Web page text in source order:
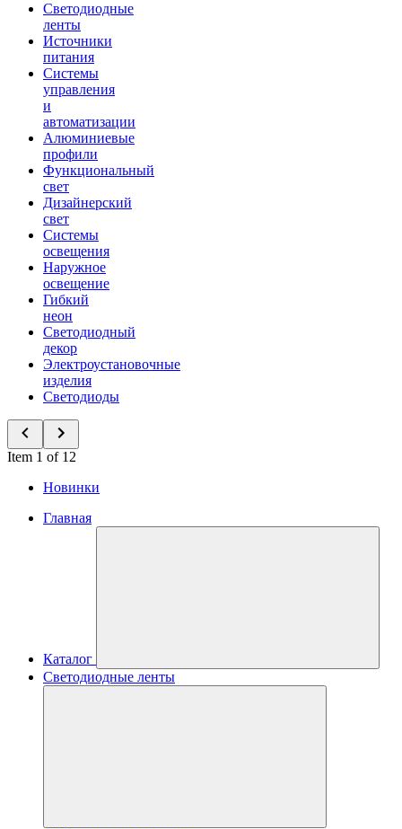
Светодиодные
ленты
Источники
питания
Системы
управления
и
автоматизации
Алюминиевые
профили
Функциональный
свет
Дизайнерский
свет
Системы
освещения
Наружное
освещение
Гибкий
неон
Светодиодный
декор
Электроустановочные
изделия
Светодиоды
Item 1 of 12
Новинки
Главная
Каталог
Светодиодные ленты